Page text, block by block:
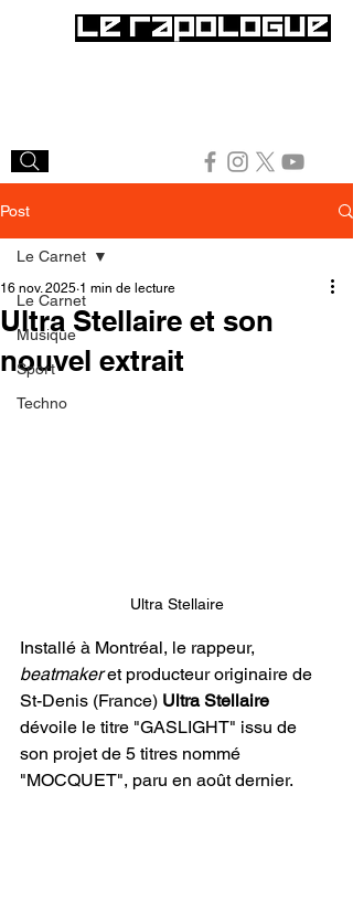
Post
Le Carnet
Musique
Sport
Techno
Le Carnet
Ultra Stellaire et son
nouvel extrait
16 nov. 2025 1 min de lecture
Ultra Stellaire
Installé à Montréal, le rappeur,
beatmaker et producteur originaire de
St-Denis (France) Ultra Stellaire
dévoile le titre "GASLIGHT" issu de
son projet de 5 titres nommé
"MOCQUET", paru en août dernier.